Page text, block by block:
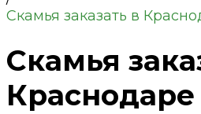
Скамья заказать в
Скамья
Краснодаре